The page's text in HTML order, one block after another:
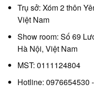
Trụ sở: Xóm 2 thôn
Việt Nam
Show room: Số 69
Hà Nội, Việt Nam
MST: 0111124804
Hotline: 0976654530